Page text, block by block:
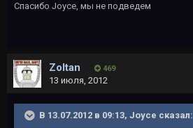
Спасибо Joyce, мы не подведем
Zoltan 469
13 июля, 2012
В 13.07.2012 в 09:13, Joyce сказал: